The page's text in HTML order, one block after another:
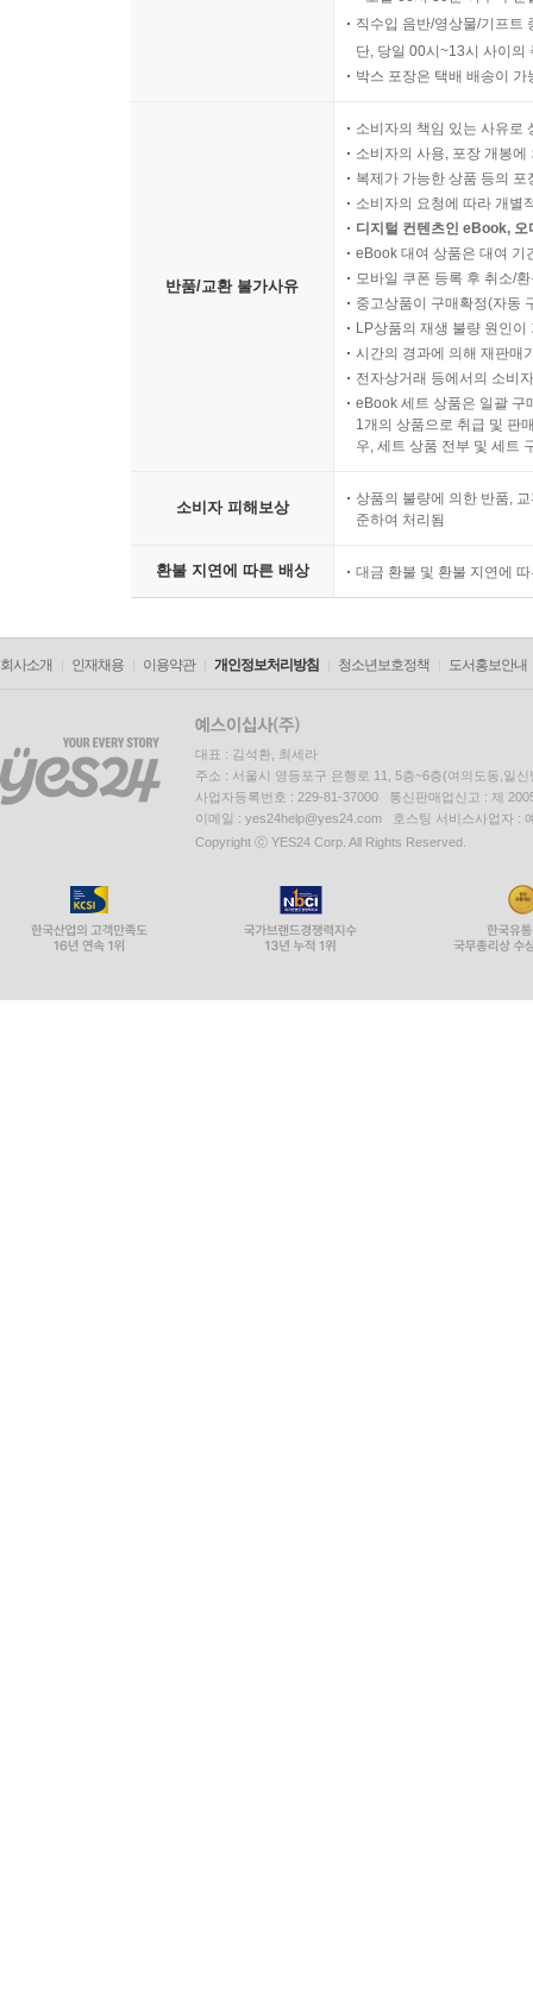
직수입 음반/영상물/기프트
단, 당일 00시~13시 사이의
박스 포장은 택배 배송이
반품/교환 불가사유
소비자의 책임 있는 사유로
소비자의 사용, 포장 개봉
복제가 가능한 상품 등의
소비자의 요청에 따라 개별
디지털 컨텐츠인 eBook,
eBook 대여 상품은 대여 기
모바일 쿠폰 등록 후 취소/
중고상품이 구매확정(자동
LP상품의 재생 불량 원인
시간의 경과에 의해 재판매
전자상거래 등에서의 소비
eBook 세트 상품은 일괄 구
1개의 상품으로 취급 및 판
우, 세트 상품 전부 및 세트
소비자 피해보상
상품의 불량에 의한 반품,
준하여 처리됨
환불 지연에 따른 배상 대금 환불 및 환불 지연에
회사소개 인재채용 이용약관 개인정보처리방침 청소년보호정책 도서홍보안내
대표 : 김석환, 최세라
주소 : 서울시 영등포구 은행로 11, 5층~6층(여의도동,일신
사업자등록번호 : 229-81-37000 통신판매업신고 : 제
이메일 : yes24help@yes24.com 호스팅 서비스사업자 :
Copyright ⓒ YES24 Corp. All Rights Reserved.